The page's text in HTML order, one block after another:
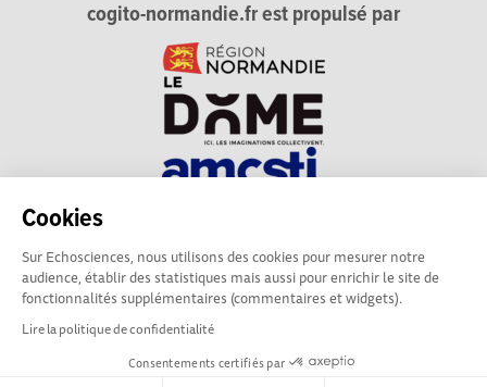
Cookies
Sur Echosciences, nous utilisons des cookies pour mesurer notre
audience, établir des statistiques mais aussi pour enrichir le site de
fonctionnalités supplémentaires (commentaires et widgets).
Lire la politique de confidentialité
Consentements certifiés par
cogito-normandie.fr est propulsé par
technique et du dialogue science-société en Normandie.
cogito-normandie.fr est membre du réseau Echosciences
France animé par l'Amcsti.
Mentions légales|Politique de confidentialité